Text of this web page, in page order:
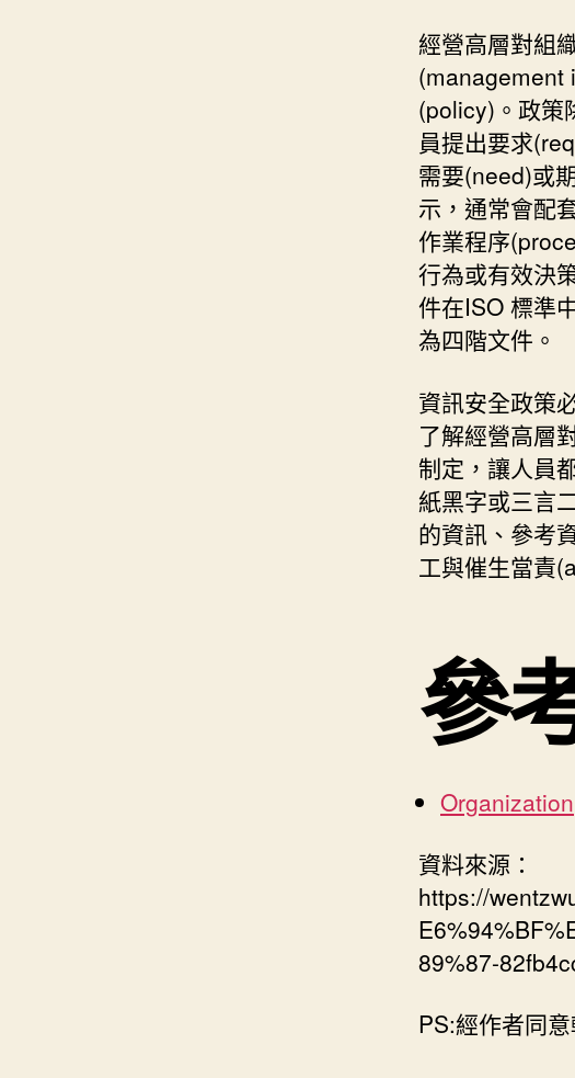
經營高層對組
(management
(policy)。政策
員提出要求
需要(need)或
示，通常會配
作業程序
行為或有效決
件在ISO 標準
為四階文件。
資訊安全政策
了解經營高層
制定，讓人員
紙黑字或三言
的資訊、參考
工與催生當責
參
資料來源：
https://
89%87-
PS:經作者同